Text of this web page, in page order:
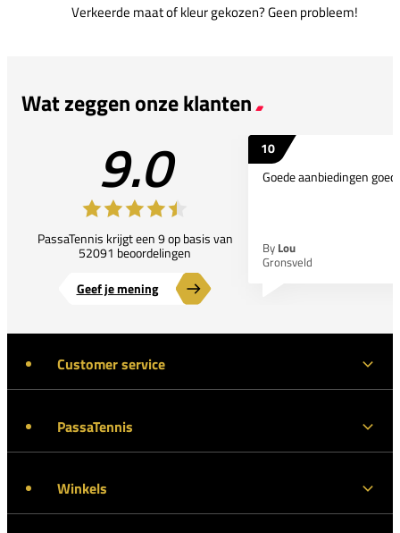
Verkeerde maat of kleur gekozen? Geen probleem!
Wat zeggen onze klanten
9.0
PassaTennis krijgt een 9 op basis van
52091 beoordelingen
Geef je mening
10
Goede aanbiedingen
By Lou
Gronsveld
Customer service
PassaTennis
Winkels